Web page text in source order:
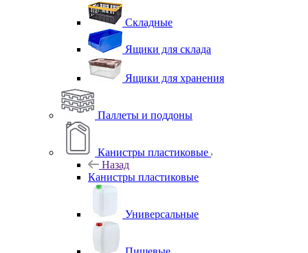
Складные
Ящики для склада
Ящики для хранения
Паллеты и поддоны
Канистры пластиковые
Назад
Канистры пластиковые
Универсальные